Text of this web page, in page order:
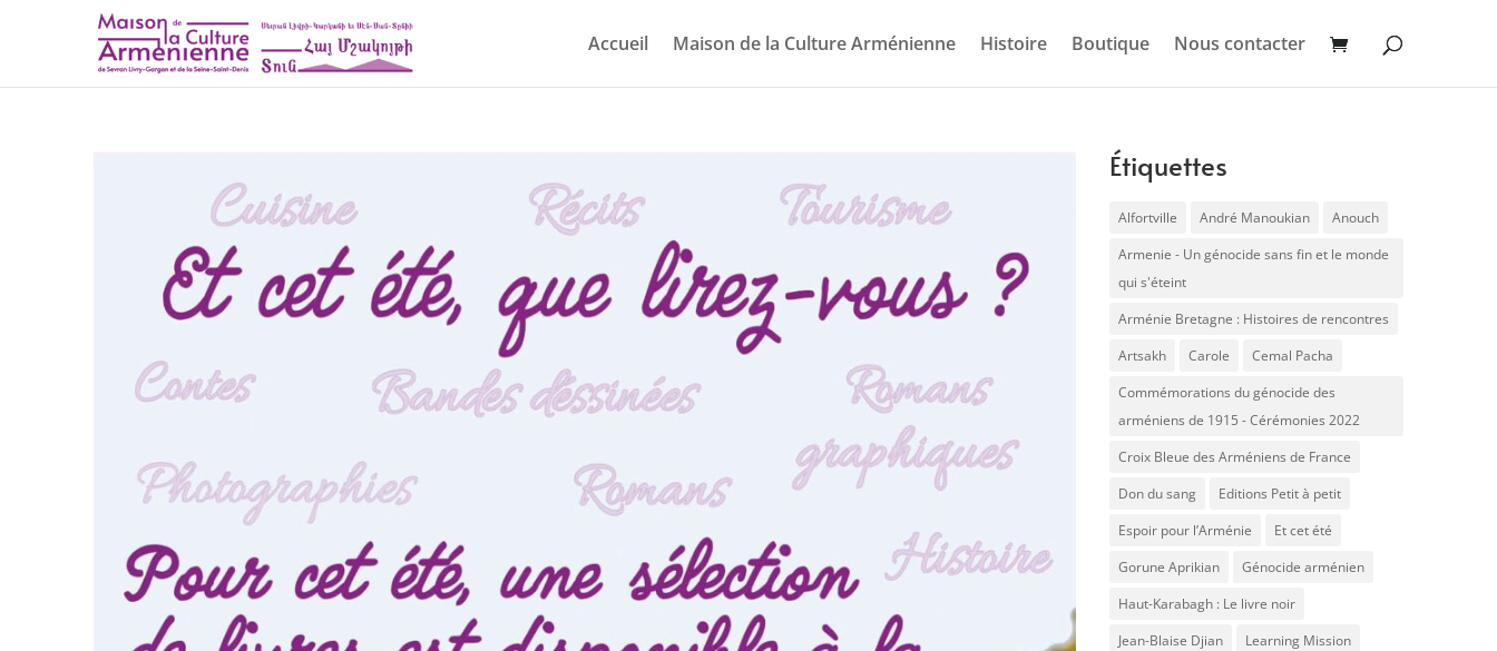
Accueil Maison de la Culture Arménienne Histoire Boutique Nous contacter
Étiquettes
Alfortville André Manoukian
Anouch
Armenie - Un génocide sans fin et le monde
qui s'éteint
Arménie Bretagne : Histoires de rencontres
Artsakh
Carole
Cemal Pacha
Commémorations du génocide des
arméniens de 1915 - Cérémonies 2022
Croix Bleue des Arméniens de France
Don du sang
Editions Petit à petit
Espoir pour l’Arménie
Et cet été
Gorune Aprikian
Génocide arménien
Haut-Karabagh : Le livre noir
Jean-Blaise Djian
Learning Mission